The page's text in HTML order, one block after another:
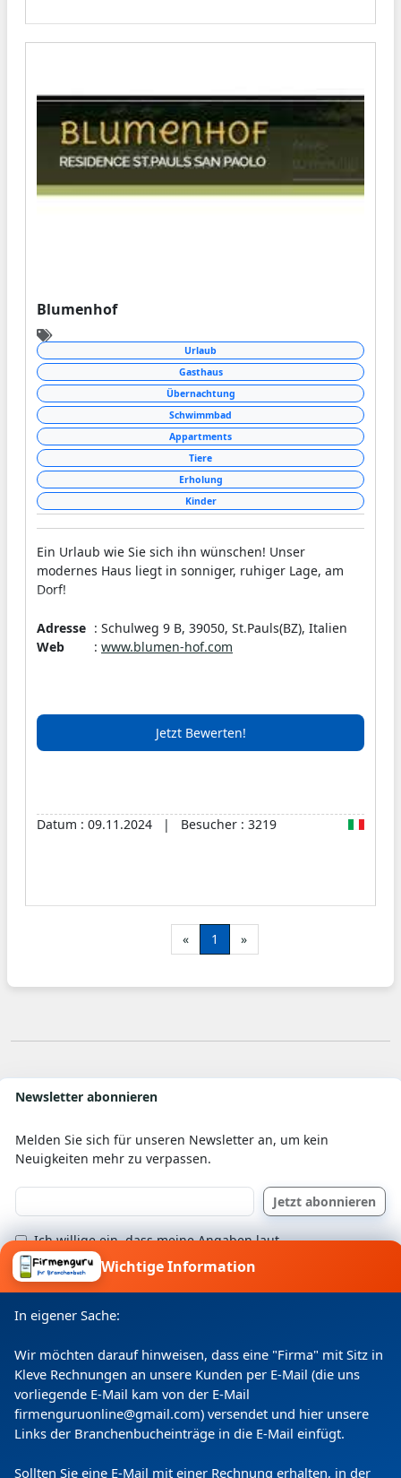
Blumenhof
Urlaub
Gasthaus
Übernachtung
Schwimmbad
Appartments
Tiere
Erholung
Kinder
Ein Urlaub wie Sie sich ihn wünschen! Unser
modernes Haus liegt in sonniger, ruhiger Lage, am
Dorf!
Adresse : Schulweg 9 B, 39050, St.Pauls(BZ), Italien
Web
: www.blumen-hof.com
Jetzt Bewerten!
Datum : 09.11.2024 | Besucher : 3219
« 1 »
Newsletter abonnieren
Melden Sie sich für unseren Newsletter an, um kein
Neuigkeiten mehr zu verpassen.
Ich willige ein, dass meine Angaben laut
Datenschutzerklärung zweckgebunden verarbeitet
werden.
Wichtige Information
In eigener Sache:
Wir möchten darauf hinweisen, dass eine "Firma" mit Sitz in
Kleve Rechnungen an unsere Kunden per E-Mail (die uns
vorliegende E-Mail kam von der E-Mail
firmenguruonline@gmail.com) versendet und hier unsere
Links der Branchenbucheinträge in die E-Mail einfügt.
Sollten Sie eine E-Mail mit einer Rechnung erhalten, in der